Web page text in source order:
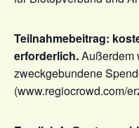
Teilnahmebeitrag:
erforderlich.Außerdem
zweckgebundene
(www.regiocrowd.com/